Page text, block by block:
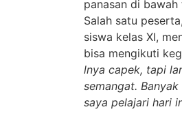
panasan di
Salah satu
siswa kelas XI,
bisa mengikuti
lnya capek, tapi
semangat.
saya pelajari hari